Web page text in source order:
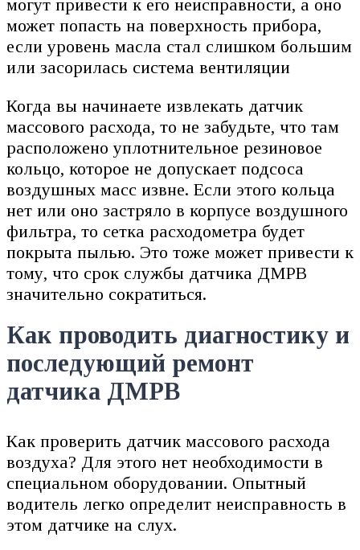
могут привести к его неисправности, а оно
может попасть на поверхность прибора,
если уровень масла стал слишком большим
или засорилась система вентиляции
Когда вы начинаете извлекать датчик
массового расхода, то не забудьте, что там
расположено уплотнительное резиновое
кольцо, которое не допускает подсоса
воздушных масс извне. Если этого кольца
нет или оно застряло в корпусе воздушного
фильтра, то сетка расходометра будет
покрыта пылью. Это тоже может привести к
тому, что срок службы датчика ДМРВ
значительно сократиться.
Как проводить диагностику и
последующий ремонт
датчика ДМРВ
Как проверить датчик массового расхода
воздуха? Для этого нет необходимости в
специальном оборудовании. Опытный
водитель легко определит неисправность в
этом датчике на слух.